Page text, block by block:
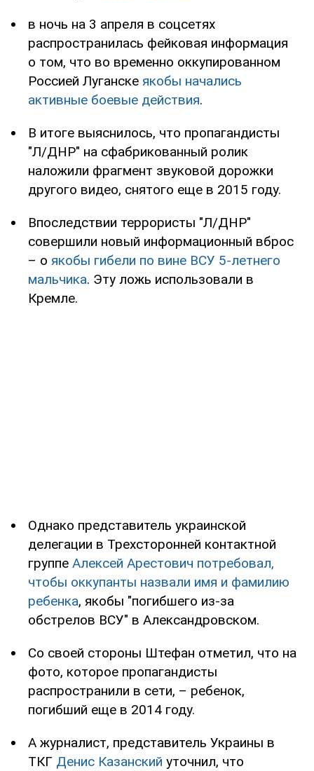
в ночь на 3 апреля в соцсетях
распространилась фейковая информация
о том, что во временно оккупированном
Россией Луганске якобы начались
активные боевые действия.
В итоге выяснилось, что пропагандисты
"Л/ДНР" на сфабрикованный ролик
наложили фрагмент звуковой дорожки
другого видео, снятого еще в 2015 году.
Впоследствии террористы "Л/ДНР"
совершили новый информационный вброс
– о якобы гибели по вине ВСУ 5-летнего
мальчика. Эту ложь использовали в
Кремле.
Однако представитель украинской
делегации в Трехсторонней контактной
группе Алексей Арестович потребовал,
чтобы оккупанты назвали имя и фамилию
ребенка, якобы "погибшего из-за
обстрелов ВСУ" в Александровском.
Со своей стороны Штефан отметил, что на
фото, которое пропагандисты
распространили в сети, – ребенок,
погибший еще в 2014 году.
А журналист, представитель Украины в
ТКГ Денис Казанский уточнил, что